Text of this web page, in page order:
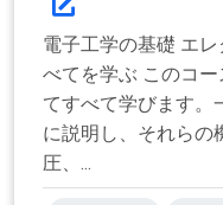
電子工学の基礎 エ
べてを学ぶ このコ
てすべて学びます。
に説明し、それらの
圧、...